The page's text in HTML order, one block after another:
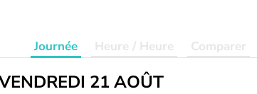
Journée Heure / Heure Comparer
21 AOÛT